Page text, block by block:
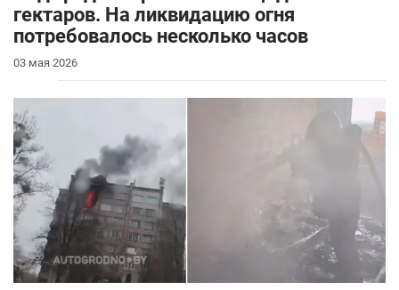
гектаров. На ликвидацию огня
потребовалось несколько часов
03 мая 2026